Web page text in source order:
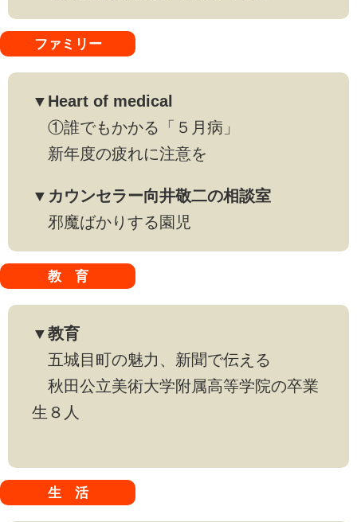
ファミリー
▼Heart of medical
①誰でもかかる「５月病」
新年度の疲れに注意を
▼カウンセラー向井敬二の相談室
邪魔ばかりする園児
教 育
▼教育
五城目町の魅力、新聞で伝える
秋田公立美術大学附属高等学院の卒業
生８人
生 活